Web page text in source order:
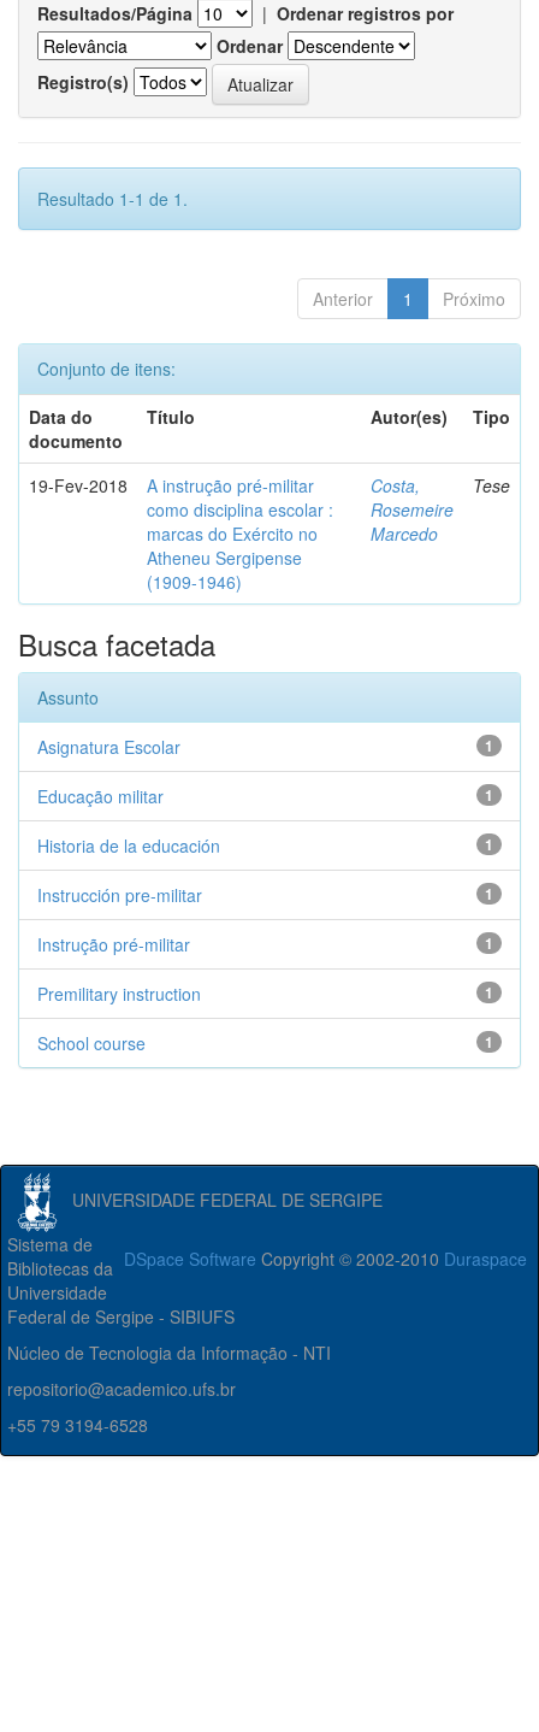
Resultados/Página | Ordenar registros por
Ordenar
Registro(s)
Resultado 1-1 de 1.
Anterior 1 Próximo
Conjunto de itens:
Data do
documento
Título Autor(es) Tipo
19-Fev-2018
A instrução pré-militar
como disciplina escolar :
marcas do Exército no
Atheneu Sergipense
(1909-1946)
Costa,
Rosemeire
Marcedo
Tese
Busca facetada
Assunto
1
Asignatura Escolar
1
Educação militar
1
Historia de la educación
1
Instrucción pre-militar
1
Instrução pré-militar
1
Premilitary instruction
1
School course
UNIVERSIDADE FEDERAL DE SERGIPE
DSpace Software Copyright © 2002-2010 Duraspace
Sistema de
Bibliotecas da
Universidade
Federal de Sergipe - SIBIUFS
Núcleo de Tecnologia da Informação - NTI
repositorio@academico.ufs.br
+55 79 3194-6528